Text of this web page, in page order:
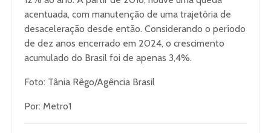
acentuada, com manutenção de uma trajetória de
desaceleração desde então. Considerando o período
de dez anos encerrado em 2024, o crescimento
acumulado do Brasil foi de apenas 3,4%.
Foto: Tânia Rêgo/Agência Brasil
Por: Metro1